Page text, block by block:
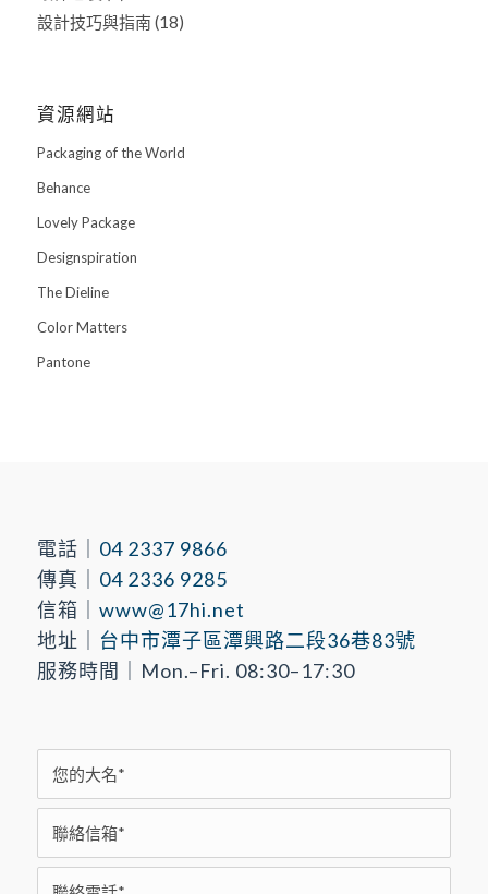
設計技巧與指南 (18)
資源網站
Packaging of the World
Behance
Lovely Package
Designspiration
The Dieline
Color Matters
Pantone
電話｜ 04 2337 9866
傳真｜ 04 2336 9285
信箱｜ www@17hi.net
地址｜
台中市潭子區潭興路二段36巷83號
服務時間｜Mon.–Fri. 08:30–17:30